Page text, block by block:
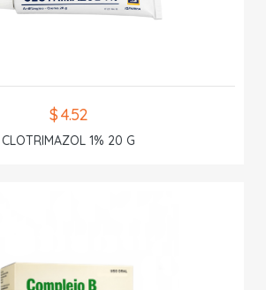
$ 4.52
CLOTRIMAZOL 1% 20 G